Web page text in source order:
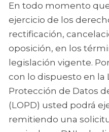
En todo momento
ejercicio de los
rectificación,
oposición, en los
legislación vigente.
con lo dispuesto en la
Protección de Datos
(LOPD) usted podrá
remitiendo una